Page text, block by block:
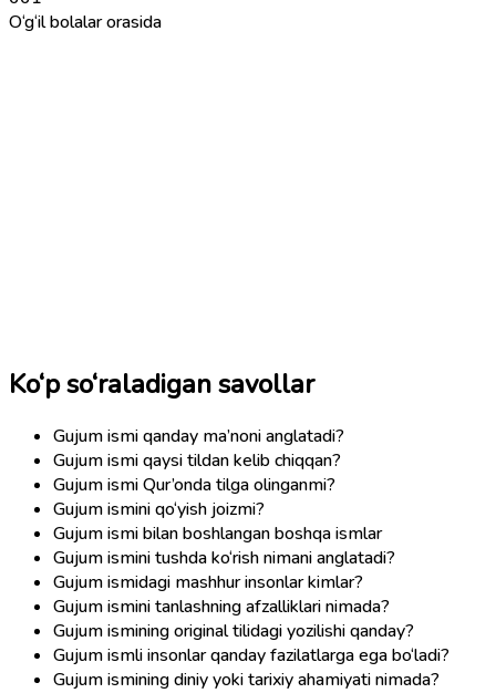
O‘g‘il bolalar orasida
Ko‘p so‘raladigan savollar
Gujum ismi qanday ma’noni anglatadi?
Gujum ismi qaysi tildan kelib chiqqan?
Gujum ismi Qur’onda tilga olinganmi?
Gujum ismini qo‘yish joizmi?
Gujum ismi bilan boshlangan boshqa ismlar
Gujum ismini tushda ko‘rish nimani anglatadi?
Gujum ismidagi mashhur insonlar kimlar?
Gujum ismini tanlashning afzalliklari nimada?
Gujum ismining original tilidagi yozilishi qanday?
Gujum ismli insonlar qanday fazilatlarga ega bo‘ladi?
Gujum ismining diniy yoki tarixiy ahamiyati nimada?